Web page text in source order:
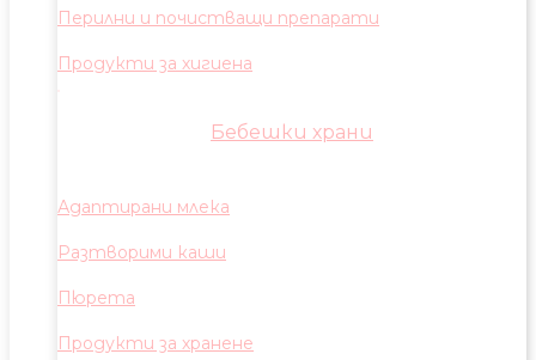
Перилни и почистващи препарати
Продукти за хигиена
Бебешки храни
Адаптирани млека
Разтворими каши
Пюрета
Продукти за хранене